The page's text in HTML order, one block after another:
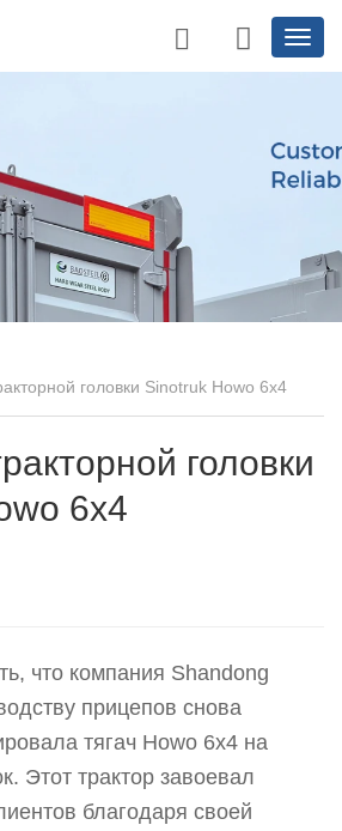
головки Sinotruk Howo 6x4
головки
6x4
что компания Shandong
прицепов снова
тягач Howo 6x4 на
Этот трактор завоевал
благодаря своей